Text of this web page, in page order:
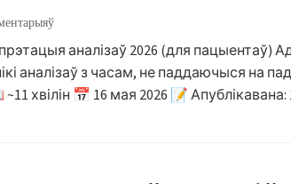
аналізаў 2026 (для
аналізаў з часам, не паддаючыся на
хвілін 📅 16 мая 2026 📝